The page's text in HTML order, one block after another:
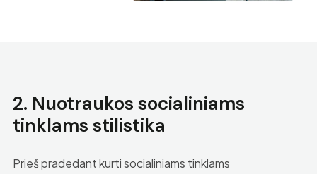
2. Nuotraukos socialiniams
tinklams stilistika
Prieš pradedant kurti socialiniams tinklams